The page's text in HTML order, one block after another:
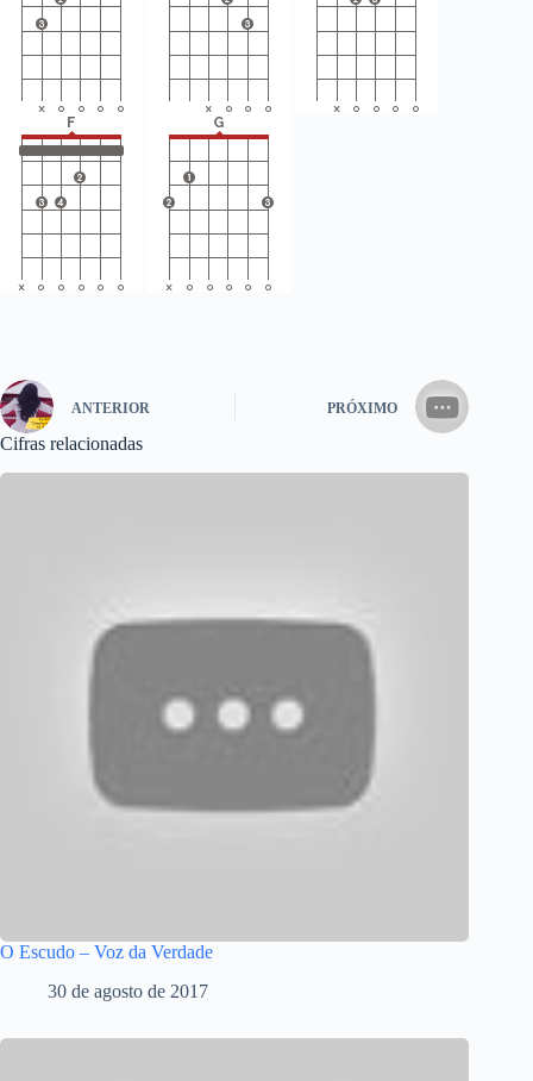
ANTERIOR PRÓXIMO
Cifras relacionadas
O Escudo – Voz da Verdade
30 de agosto de 2017